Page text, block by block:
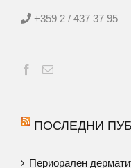
+359 2 / 437 37 95
ПОСЛЕДНИ
Периорален